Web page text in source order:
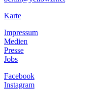
Karte
Impressum
Medien
Presse
Jobs
Facebook
Instagram